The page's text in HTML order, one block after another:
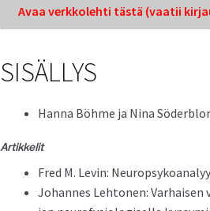
Avaa verkkole­hti tästä (vaatii
SISÄLLYS
Han­na Böhme ja Nina
Artikke­lit
Fred M. Levin:
Johannes Lehto­nen: